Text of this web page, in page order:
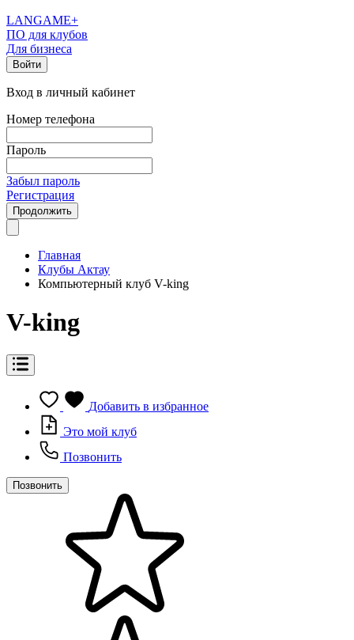
LANGAME+
ПО для клубов
Для бизнеса
Войти
Вход в личный кабинет
Номер телефона
Пароль
Забыл пароль
Регистрация
Продолжить
Главная
Клубы Актау
Компьютерный клуб V-king
V-king
Добавить в избранное
Это мой клуб
Позвонить
Позвонить